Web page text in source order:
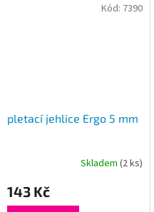
pletací jehlice Ergo 5 mm
Skladem (2 ks)
143 Kč
Kód: 7390